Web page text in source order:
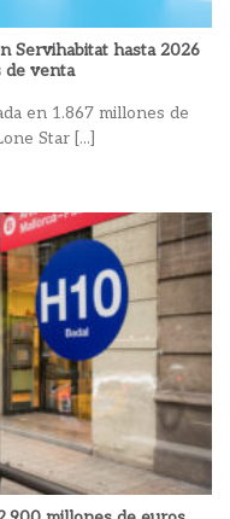
Servihabitat hasta 2026
de venta
en 1.867 millones de
Star [...]